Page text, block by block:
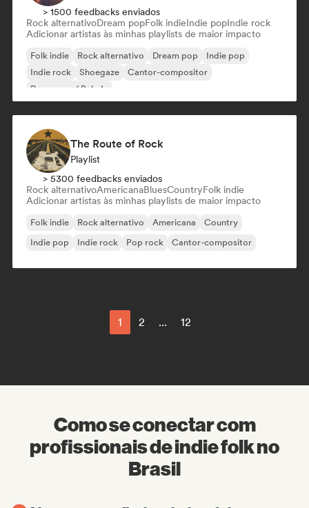
> 1500 feedbacks enviados
Rock alternativoDream popFolk indieIndie popIndie rock
Adicionar artistas às minhas playlists de maior impacto
Folk indie Rock alternativo Dream pop
Indie pop
Indie rock
Shoegaze
Cantor-compositor
Pop suave / Balada
The Route of Rock
Playlist
> 5300 feedbacks enviados
Rock alternativoAmericanaBluesCountryFolk indie
Adicionar artistas às minhas playlists de maior impacto
Folk indie Rock alternativo Americana
Country
Indie pop
Indie rock Pop rock Cantor-compositor
1 2 ... 12
Como se conectar com
profissionais de indie folk no
Brasil